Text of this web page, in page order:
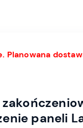
Planowana
paneli